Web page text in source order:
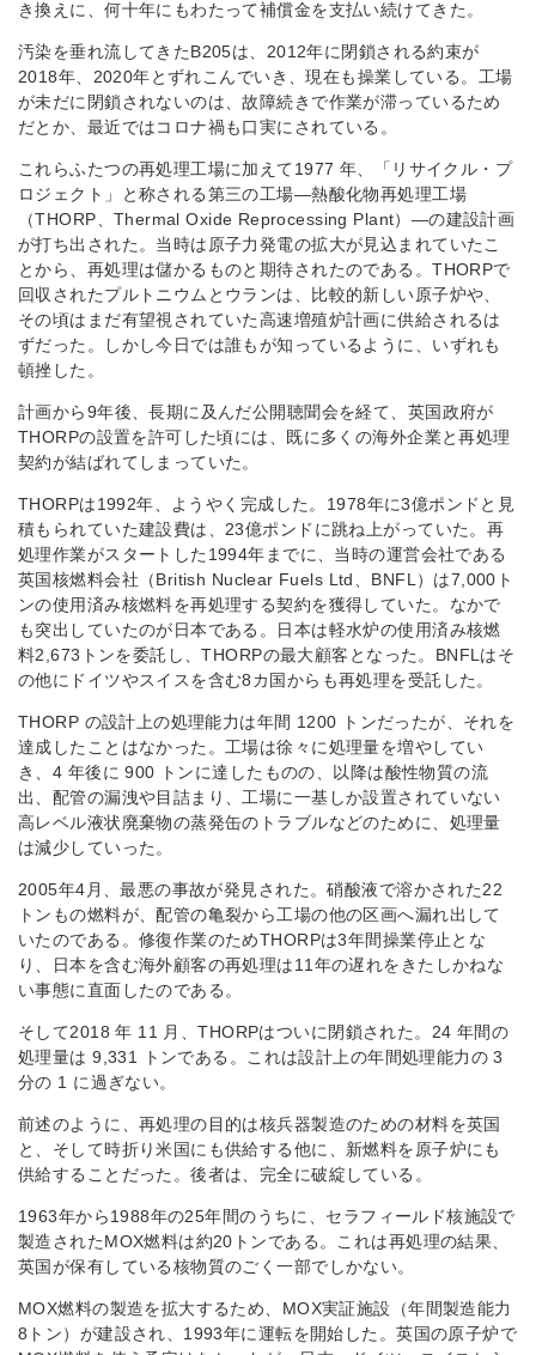
き換えに、何十年にもわたって補償金を支払い続けてきた。
汚染を垂れ流してきたB205は、2012年に閉鎖される約束が
2018年、2020年とずれこんでいき、現在も操業している。工場
が未だに閉鎖されないのは、故障続きで作業が滞っているため
だとか、最近ではコロナ禍も口実にされている。
これらふたつの再処理工場に加えて1977 年、「リサイクル・プ
ロジェクト」と称される第三の工場—熱酸化物再処理工場
（THORP、Thermal Oxide Reprocessing Plant）—の建設計画
が打ち出された。当時は原子力発電の拡大が見込まれていたこ
とから、再処理は儲かるものと期待されたのである。THORPで
回収されたプルトニウムとウランは、比較的新しい原子炉や、
その頃はまだ有望視されていた高速増殖炉計画に供給されるは
ずだった。しかし今日では誰もが知っているように、いずれも
頓挫した。
計画から9年後、長期に及んだ公開聴聞会を経て、英国政府が
THORPの設置を許可した頃には、既に多くの海外企業と再処理
契約が結ばれてしまっていた。
THORPは1992年、ようやく完成した。1978年に3億ポンドと見
積もられていた建設費は、23億ポンドに跳ね上がっていた。再
処理作業がスタートした1994年までに、当時の運営会社である
英国核燃料会社（British Nuclear Fuels Ltd、BNFL）は7,000ト
ンの使用済み核燃料を再処理する契約を獲得していた。なかで
も突出していたのが日本である。日本は軽水炉の使用済み核燃
料2,673トンを委託し、THORPの最大顧客となった。BNFLはそ
の他にドイツやスイスを含む8カ国からも再処理を受託した。
THORP の設計上の処理能力は年間 1200 トンだったが、それを
達成したことはなかった。工場は徐々に処理量を増やしてい
き、4 年後に 900 トンに達したものの、以降は酸性物質の流
出、配管の漏洩や目詰まり、工場に一基しか設置されていない
高レベル液状廃棄物の蒸発缶のトラブルなどのために、処理量
は減少していった。
2005年4月、最悪の事故が発見された。硝酸液で溶かされた22
トンもの燃料が、配管の亀裂から工場の他の区画へ漏れ出して
いたのである。修復作業のためTHORPは3年間操業停止とな
り、日本を含む海外顧客の再処理は11年の遅れをきたしかねな
い事態に直面したのである。
そして2018 年 11 月、THORPはついに閉鎖された。24 年間の
処理量は 9,331 トンである。これは設計上の年間処理能力の 3
分の 1 に過ぎない。
前述のように、再処理の目的は核兵器製造のための材料を英国
と、そして時折り米国にも供給する他に、新燃料を原子炉にも
供給することだった。後者は、完全に破綻している。
1963年から1988年の25年間のうちに、セラフィールド核施設で
製造されたMOX燃料は約20トンである。これは再処理の結果、
英国が保有している核物質のごく一部でしかない。
MOX燃料の製造を拡大するため、MOX実証施設（年間製造能力
8トン）が建設され、1993年に運転を開始した。英国の原子炉で